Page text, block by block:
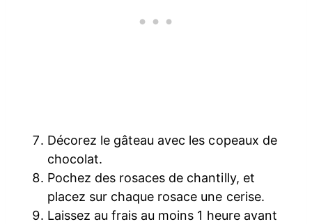
Décorez le gâteau avec les copeaux de
chocolat.
Pochez des rosaces de chantilly, et
placez sur chaque rosace une cerise.
Laissez au frais au moins 1 heure avant